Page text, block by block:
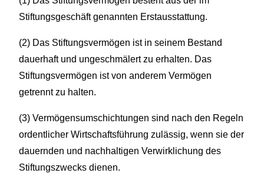
Stiftungsgeschäft genannten Erstausstattung.
(2) Das Stiftungsvermögen ist in seinem Bestand
dauerhaft und ungeschmälert zu erhalten. Das
Stiftungsvermögen ist von anderem Vermögen
getrennt zu halten.
(3) Vermögensumschichtungen sind nach den Regeln
ordentlicher Wirtschaftsführung zulässig, wenn sie der
dauernden und nachhaltigen Verwirklichung des
Stiftungszwecks dienen.